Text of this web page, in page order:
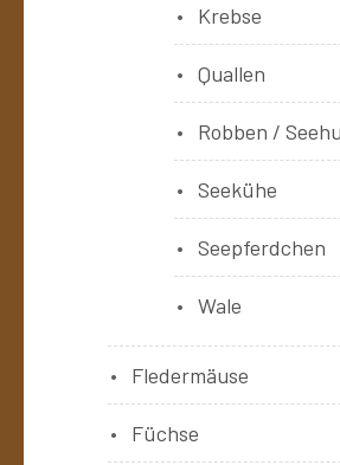
Krebse
Quallen
Robben /
Seekühe
Seepferdchen
Wale
Fledermäuse
Füchse